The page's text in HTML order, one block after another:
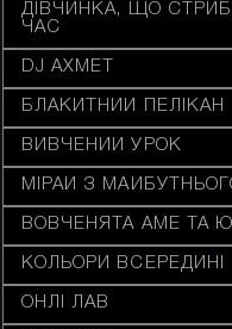
ДІВЧИНКА, ЩО
ЧАС
DJ АХМЕТ
БЛАКИТНИЙ ПЕЛІКАН
ВИВЧЕНИЙ УРОК
МІРАЙ З
ВОВЧЕНЯТА АМЕ ТА
КОЛЬОРИ ВСЕРЕДИНІ
ОНЛІ ЛАВ